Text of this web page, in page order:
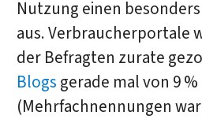
Nutzung einen
aus. Verbraucherportale
der Befragten zurate
Blogs gerade mal von 9
(Mehrfachnennungen